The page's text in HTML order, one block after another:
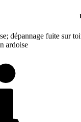
dépannage fuite sur
ardoise